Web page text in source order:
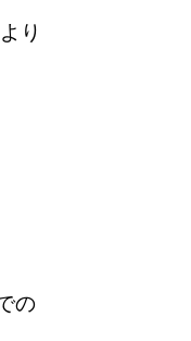
り
の